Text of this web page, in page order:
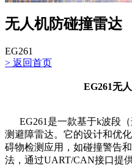
无人机防碰撞雷达
EG261
> 返回首页
EG261无
EG261是一款基于k波段（
测避障雷达。它的设计和优
碍物检测应用，如碰撞警告
法，通过UART/CAN接口提